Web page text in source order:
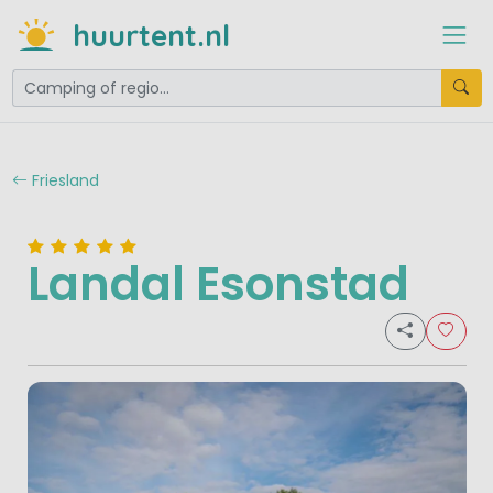
huurtent.nl
Friesland
Landal Esonstad